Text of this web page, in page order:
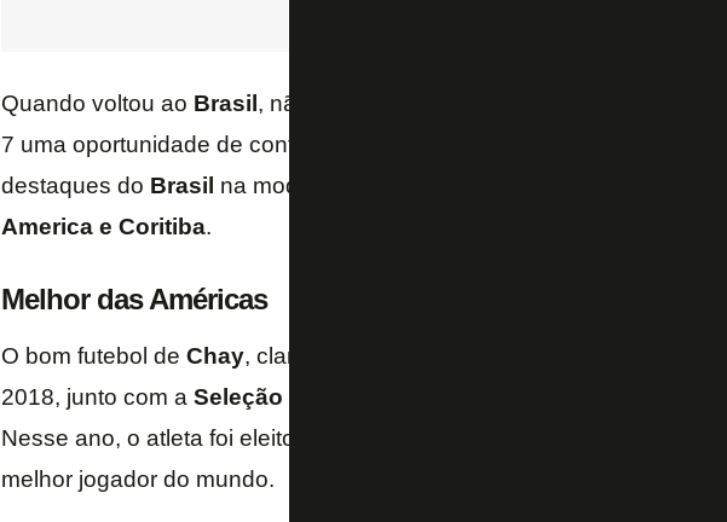
Quando voltou ao Brasil , não teve propostas para atuar em clubes e
7 uma oportunidade de continuar atuando.
destaques do Brasil na modalidade, passando por
America e Coritiba.
Melhor das Américas
O bom futebol de Chay, claro, foi visto: o atacante foi campeão da
2018, junto com a Seleção Brasileira
Nesse ano, o atleta foi eleito o melhor jogador das
melhor jogador do mundo.